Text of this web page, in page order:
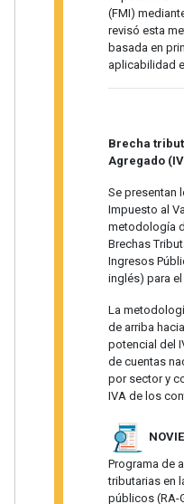
(FMI)
revisó esta
basada en
aplicabilidad
Brecha
Agregado
Se presentan
Impuesto al
metodología
Brechas
Ingresos
inglés) para el
La
de arriba
potencial del
de cuentas
por sector y
IVA de los
Programa de
tributarias en
públicos (RA-